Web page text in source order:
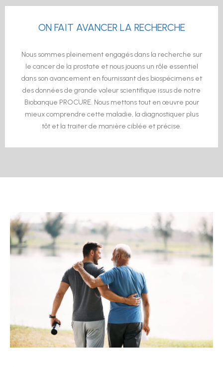
ON FAIT AVANCER LA RECHERCHE
Nous sommes pleinement engagés dans la recherche sur
le cancer de la prostate et nous jouons un rôle essentiel
dans son avancement en fournissant des biospécimens et
des données de grande valeur scientifique issus de notre
Biobanque PROCURE. Nous mettons tout en œuvre pour
mieux comprendre cette maladie, la diagnostiquer plus
tôt et la traiter de manière ciblée et précise.